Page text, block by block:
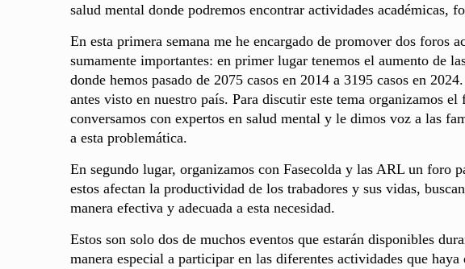
salud mental donde podremos encontrar actividades académicas,
En esta primera semana me he encargado de promover dos foros
sumamente importantes: en primer lugar tenemos el aumento de
donde hemos pasado de 2075 casos en 2014 a 3195 casos en
antes visto en nuestro país. Para discutir este tema organizamos
conversamos con expertos en salud mental y le dimos voz a las
a esta problemática.
En segundo lugar, organizamos con Fasecolda y las ARL un foro
estos afectan la productividad de los trabadores y sus vidas,
manera efectiva y adecuada a esta necesidad.
Estos son solo dos de muchos eventos que estarán disponibles
manera especial a participar en las diferentes actividades que